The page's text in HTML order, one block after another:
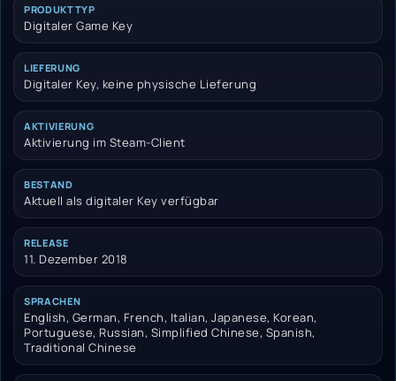
PRODUKTTYP
Digitaler Game Key
LIEFERUNG
Digitaler Key, keine physische Lieferung
AKTIVIERUNG
Aktivierung im Steam-Client
BESTAND
Aktuell als digitaler Key verfügbar
RELEASE
11. Dezember 2018
SPRACHEN
English, German, French, Italian, Japanese, Korean,
Portuguese, Russian, Simplified Chinese, Spanish,
Traditional Chinese